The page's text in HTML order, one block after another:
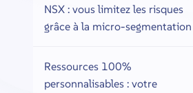
NSX : vous limitez les risques
grâce à la micro-segmentation
Ressources 100%
personnalisables : votre